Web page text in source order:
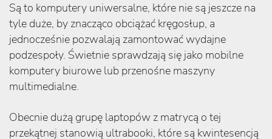
Są to komputery uniwersalne, które nie są jeszcze na
tyle duże, by znacząco obciążać kręgosłup, a
jednocześnie pozwalają zamontować wydajne
podzespoły. Świetnie sprawdzają się jako mobilne
komputery biurowe lub przenośne maszyny
multimedialne.
Obecnie dużą grupę laptopów z matrycą o tej
przekątnej stanowią ultrabooki, które są kwintesencją